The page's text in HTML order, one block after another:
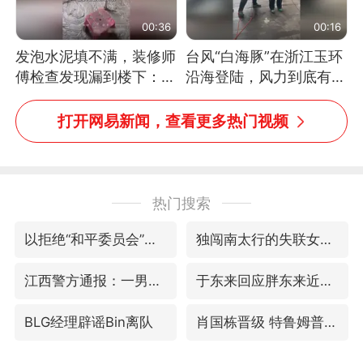
00:36
发泡水泥填不满，装修师
傅检查发现漏到楼下：出
风口未延伸到外墙
00:16
台风“白海豚”在浙江玉环
沿海登陆，风力到底有多
大？记者腰上拴着安全
绳，依然站不稳
打开网易新闻，查看更多热门视频
热门搜索
以拒绝“和平委员会”的加沙和平计划 独闯南太行的失联女生最后轨迹已确认
江西警方通报：一男子酒驾致7人受伤 于东来回应胖东来近25年老店年底关闭
BLG经理辟谣Bin离队 肖国栋晋级 特鲁姆普爆冷出局